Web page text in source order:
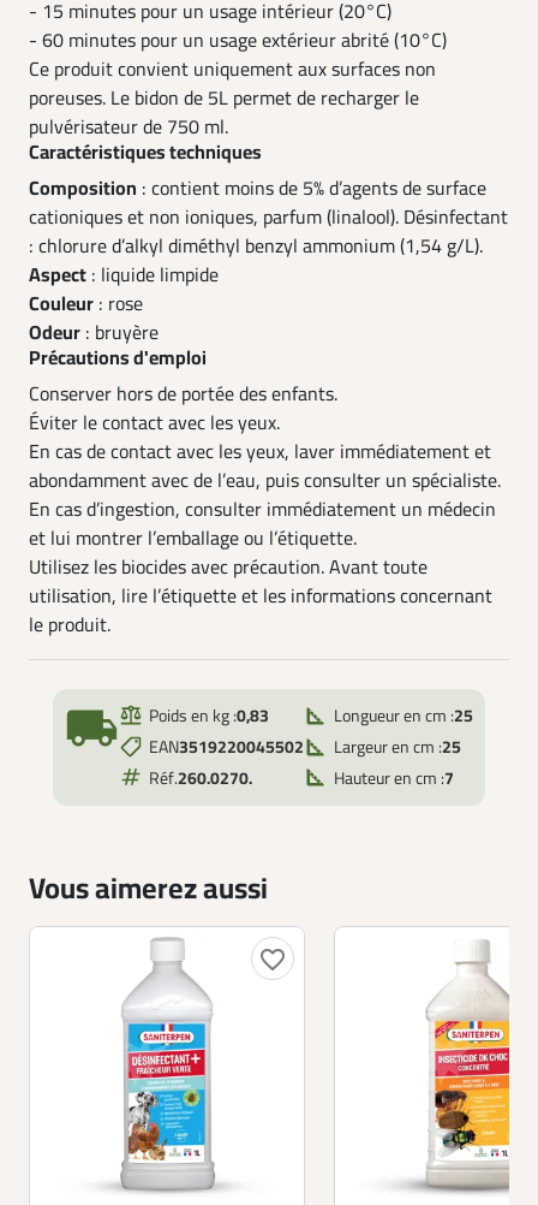
- 15 minutes pour un usage intérieur (20°C)
- 60 minutes pour un usage extérieur abrité (10°C)
Ce produit convient uniquement aux surfaces non
poreuses. Le bidon de 5L permet de recharger le
pulvérisateur de 750 ml.
Caractéristiques techniques
Composition : contient moins de 5% d’agents de surface
cationiques et non ioniques, parfum (linalool). Désinfectant
: chlorure d’alkyl diméthyl benzyl ammonium (1,54 g/L).
Aspect : liquide limpide
Couleur : rose
Odeur : bruyère
Précautions d'emploi
Conserver hors de portée des enfants.
Éviter le contact avec les yeux.
En cas de contact avec les yeux, laver immédiatement et
abondamment avec de l’eau, puis consulter un spécialiste.
En cas d’ingestion, consulter immédiatement un médecin
et lui montrer l’emballage ou l’étiquette.
Utilisez les biocides avec précaution. Avant toute
utilisation, lire l’étiquette et les informations concernant
le produit.
local_shipping Poids en kg :0,83
EAN3519220045502
Réf.260.0270.
Longueur en cm :25
Largeur en cm :25
Hauteur en cm :7
Vous aimerez aussi
favorite_border